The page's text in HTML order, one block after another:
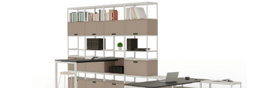
Regalsystem